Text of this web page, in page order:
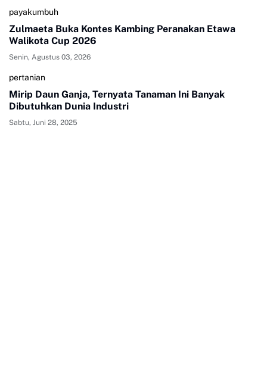
payakumbuh
Zulmaeta Buka Kontes Kambing Peranakan Etawa
Walikota Cup 2026
Senin, Agustus 03, 2026
pertanian
Mirip Daun Ganja, Ternyata Tanaman Ini Banyak
Dibutuhkan Dunia Industri
Sabtu, Juni 28, 2025